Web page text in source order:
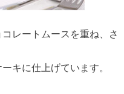
レートムースを重ね、さ
キに仕上げています。